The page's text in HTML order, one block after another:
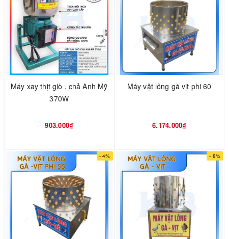
Máy xay thịt giò , chả Anh Mỹ
370W
903.000₫
Máy vặt lông gà vịt phi 60
6.174.000₫
- 4% - 8%